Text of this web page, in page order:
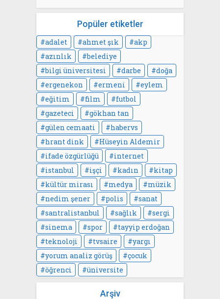
Popüler etiketler
adalet ahmet şık
akp
azınlık
belediye
bilgi üniversitesi
darbe
doğa
ergenekon
ermeni
eylem
eğitim
film
futbol
gazeteci
gökhan tan
gülen cemaati
habervs
hrant dink
Hüseyin Aldemir
ifade özgürlüğü
internet
istanbul
işçi kadın
kitap
kültür mirası
medya
müzik
nedim şener
polis
sanat
santralistanbul
sağlık
sergi
sinema
spor
tayyip erdoğan
teknoloji
tvsaire
yargı
yorum analiz görüş
çocuk
öğrenci
üniversite
Arşiv